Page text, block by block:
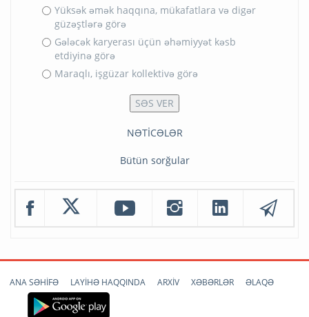
Yüksək əmək haqqına, mükafatlara və digər
güzəştlərə görə
Gələcək karyerası üçün əhəmiyyət kəsb
etdiyinə görə
Maraqlı, işgüzar kollektivə görə
NƏTİCƏLƏR
Bütün sorğular
ANA SƏHİFƏ LAYİHƏ HAQQINDA ARXİV XƏBƏRLƏR ƏLAQƏ